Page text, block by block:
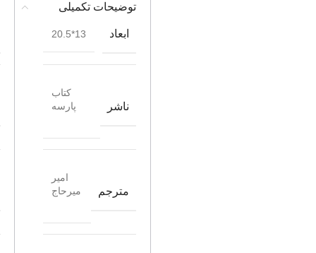
توضیحات تکمیلی
ابعاد 13*20.5
ناشر
کتاب
پارسه
مترجم
امیر
میرحاج